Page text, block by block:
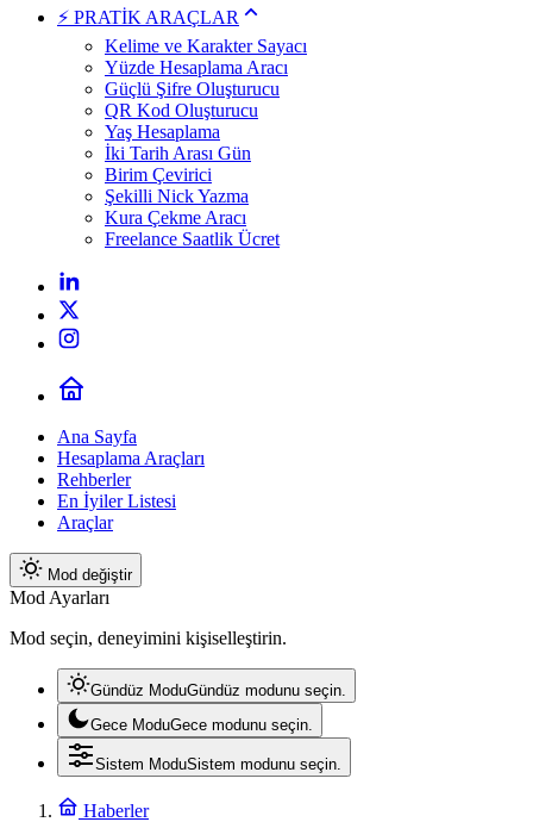
⚡ PRATİK ARAÇLAR
Kelime ve Karakter Sayacı
Yüzde Hesaplama Aracı
Güçlü Şifre Oluşturucu
QR Kod Oluşturucu
Yaş Hesaplama
İki Tarih Arası Gün
Birim Çevirici
Şekilli Nick Yazma
Kura Çekme Aracı
Freelance Saatlik Ücret
Ana Sayfa
Hesaplama Araçları
Rehberler
En İyiler Listesi
Araçlar
Mod değiştir
Mod Ayarları
Mod seçin, deneyimini kişiselleştirin.
Gündüz ModuGündüz modunu seçin.
Gece ModuGece modunu seçin.
Sistem ModuSistem modunu seçin.
Haberler